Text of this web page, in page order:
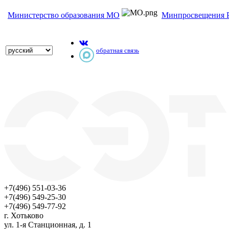
Министерство образования МО Минпросвещения
обратная связь
+7(496) 551-03-36
+7(496) 549-25-30
+7(496) 549-77-92
г. Хотьково
ул. 1-я Станционная, д. 1